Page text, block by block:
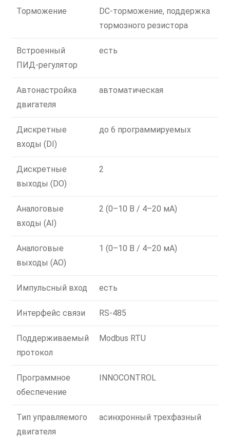
Торможение
DC-торможение, поддержка
тормозного резистора
Встроенный
ПИД-регулятор
есть
Автонастройка
двигателя
автоматическая
Дискретные
входы (DI)
до 6 программируемых
Дискретные
выходы (DO)
2
Аналоговые
входы (AI)
2 (0–10 В / 4–20 мА)
Аналоговые
выходы (AO)
1 (0–10 В / 4–20 мА)
Импульсный вход есть
Интерфейс связи RS-485
Поддерживаемый
протокол
Modbus RTU
Программное
обеспечение
INNOCONTROL
Тип управляемого
двигателя
асинхронный трехфазный